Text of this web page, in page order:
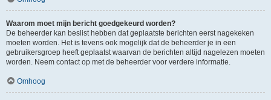
Waarom moet mijn bericht goedgekeurd worden?
De beheerder kan beslist hebben dat geplaatste berichten eerst nagekeken
moeten worden. Het is tevens ook mogelijk dat de beheerder je in een
gebruikersgroep heeft geplaatst waarvan de berichten altijd nagelezen moeten
worden. Neem contact op met de beheerder voor verdere informatie.
Omhoog